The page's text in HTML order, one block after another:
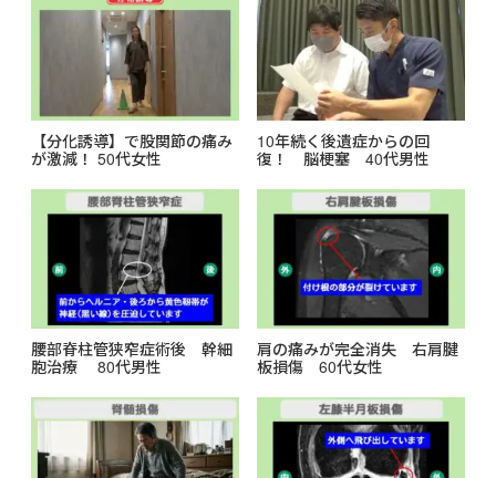
k
【分化誘導】で股関節の痛み
が激減！ 50代女性
10年続く後遺症からの回
復！ 脳梗塞 40代男性
腰部脊柱管狭窄症術後 幹細
胞治療 80代男性
肩の痛みが完全消失 右肩腱
板損傷 60代女性